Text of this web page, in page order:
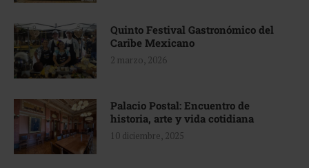
Quinto Festival Gastronómico del
Caribe Mexicano
2 marzo, 2026
Palacio Postal: Encuentro de
historia, arte y vida cotidiana
10 diciembre, 2025